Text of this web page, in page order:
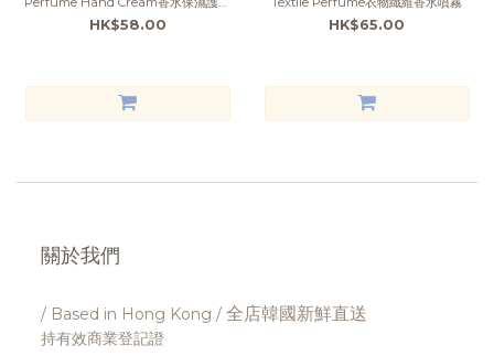
霜
HK$58.00 HK$65.00
關於我們
/ Based in Hong Kong / 全店韓國新鮮直送
持有效商業登記證